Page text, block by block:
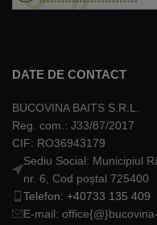
DATE DE CONTACT
BUCOVINA BAITS S.R.L.
Reg. com.: J33/87/2017
CIF: RO36943179
Sediu Social: Municipiul
nr. 6, Cod poștal 725400
Telefon: +40733 135 409
E-mail: